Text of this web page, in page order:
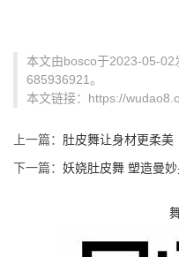
本文由bosco于2023-05-02
685936921。
本文链接：https://
上一篇： 肚皮舞让身材更柔美
下一篇： 妖娆肚皮舞 塑造曼